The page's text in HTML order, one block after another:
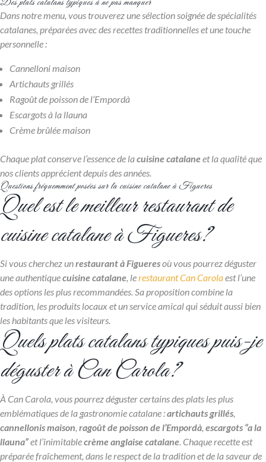
Dans notre menu, vous trouverez une sélection soignée de spécialités
catalanes, préparées avec des recettes traditionnelles et une touche
personnelle :
Cannelloni maison
Artichauts grillés
Ragoût de poisson de l’Empordà
Escargots à la llauna
Crème brûlée maison
Chaque plat conserve l’essence de lacuisine catalaneet la qualité que
nos clients apprécient depuis des années.
Questions fréquemment posées sur la cuisine catalane à Figueres
Quel est le meilleur restaurant de
cuisine catalane à Figueres?
Si vous cherchez unrestaurant à Figueresoù vous pourrez déguster
une authentiquecuisine catalane, lerestaurant Can Carolaest l’une
des options les plus recommandées. Sa proposition combine la
tradition, les produits locaux et un service amical qui séduit aussi bien
les habitants que les visiteurs.
Quels plats catalans typiques puis-je
déguster à Can Carola?
À Can Carola, vous pourrez déguster certains des plats les plus
emblématiques de la gastronomie catalane :artichauts grillés,
cannellonis maison, ragoût de poisson de l’Empordà, escargots “a la
llauna”et l’inimitablecrème anglaise catalane. Chaque recette est
préparée fraîchement, dans le respect de la tradition et de la saveur de